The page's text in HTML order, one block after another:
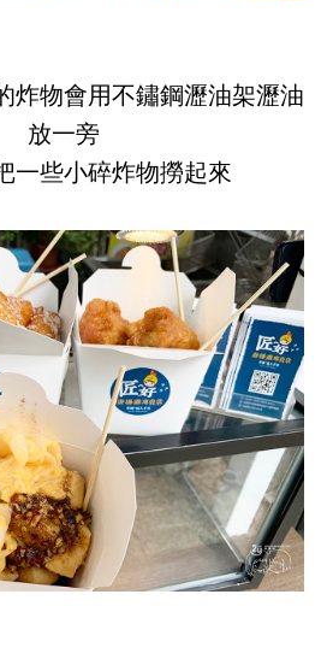
炸物會用不鏽鋼瀝油架瀝油
放一旁
一些小碎炸物撈起來